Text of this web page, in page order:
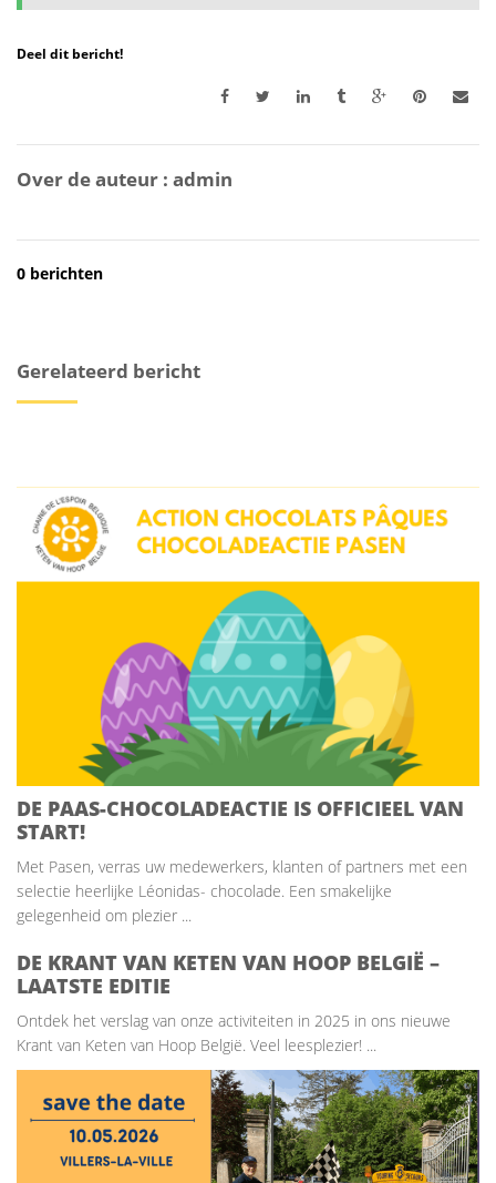
Deel dit bericht!
Over de auteur : admin
0 berichten
Gerelateerd bericht
DE PAAS-CHOCOLADEACTIE IS OFFICIEEL VAN
START!
Met Pasen, verras uw medewerkers, klanten of partners met een
selectie heerlijke Léonidas- chocolade. Een smakelijke
gelegenheid om plezier ...
DE KRANT VAN KETEN VAN HOOP BELGIË –
LAATSTE EDITIE
Ontdek het verslag van onze activiteiten in 2025 in ons nieuwe
Krant van Keten van Hoop België. Veel leesplezier! ...